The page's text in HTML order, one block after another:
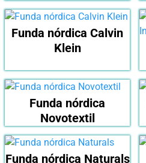
Funda nórdica Calvin
Klein
Funda nórdica
Novotextil
Funda nórdica Naturals